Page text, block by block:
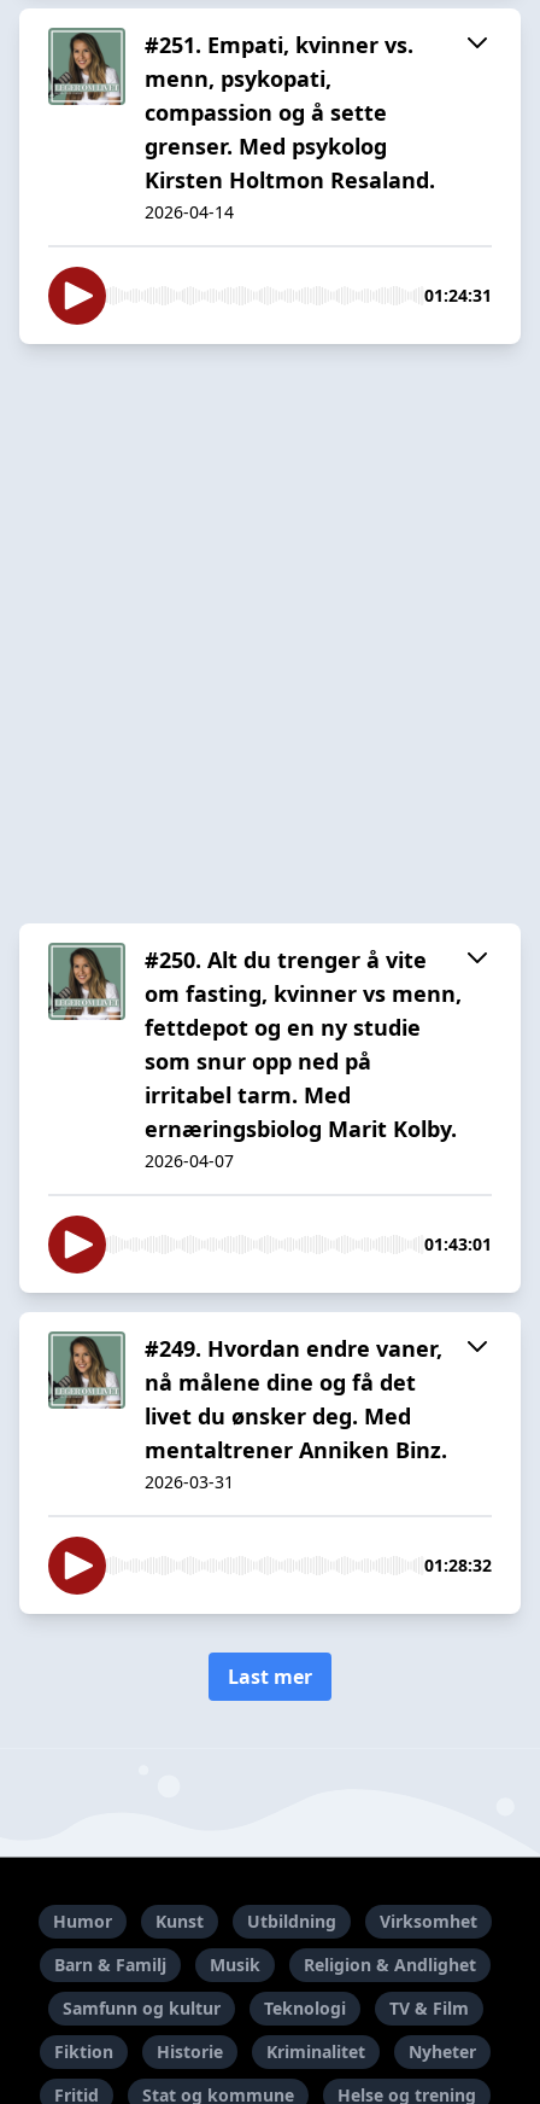
#251. Empati, kvinner vs.
menn, psykopati,
compassion og å sette
grenser. Med psykolog
Kirsten Holtmon Resaland.
2026-04-14
01:24:31
#250. Alt du trenger å vite
om fasting, kvinner vs menn,
fettdepot og en ny studie
som snur opp ned på
irritabel tarm. Med
ernæringsbiolog Marit Kolby.
2026-04-07
01:43:01
#249. Hvordan endre vaner,
nå målene dine og få det
livet du ønsker deg. Med
mentaltrener Anniken Binz.
2026-03-31
01:28:32
Last mer
Humor Kunst Utbildning
Virksomhet
Barn & Familj
Musik
Religion & Andlighet
Samfunn og kultur
Teknologi
TV & Film
Fiktion
Historie Kriminalitet
Nyheter
Fritid
Stat og kommune Helse og trening